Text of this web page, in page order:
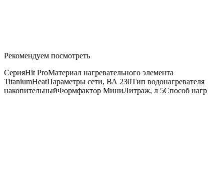
Рекомендуем посмотреть
СерияHit ProМатериал нагревательного элемента
TitaniumHeatПараметры сети, ВА 230Тип водонагревателя
накопительныйФормфактор МиниЛитраж, л 5Способ нагр